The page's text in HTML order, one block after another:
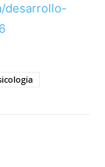
desarrollo-